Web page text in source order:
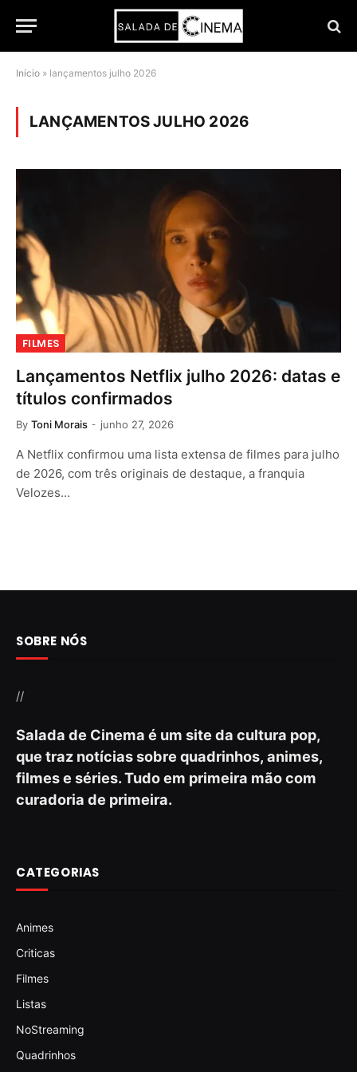
Início » lançamentos julho 2026
LANÇAMENTOS JULHO 2026
FILMES
Lançamentos Netflix julho 2026: datas e
títulos confirmados
By Toni Morais junho 27, 2026
A Netflix confirmou uma lista extensa de filmes para julho
de 2026, com três originais de destaque, a franquia
Velozes…
SOBRE NÓS
//
Salada de Cinema é um site da cultura pop,
que traz notícias sobre quadrinhos, animes,
filmes e séries. Tudo em primeira mão com
curadoria de primeira.
CATEGORIAS
Animes
Criticas
Filmes
Listas
NoStreaming
Quadrinhos